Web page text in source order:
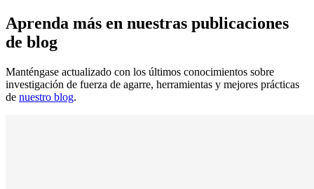
Aprenda más en nuestras publicaciones
de blog
Manténgase actualizado con los últimos conocimientos sobre
investigación de fuerza de agarre, herramientas y mejores prácticas
de nuestro blog.